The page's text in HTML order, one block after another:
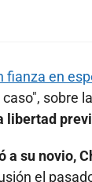
en
sobre
libertad
a su novio,
el